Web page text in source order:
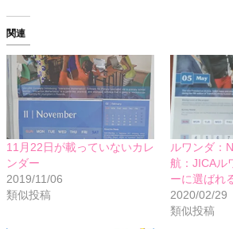
関連
11月22日が載っていないカレ
ンダー
2019/11/06
類似投稿
ルワンダ：
航：JICAル
ーに選ばれ
2020/02/29
類似投稿